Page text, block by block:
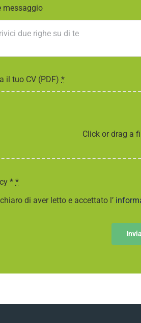
messaggio
il tuo CV (PDF)*
Click or drag a
**
di aver letto e accettato l’